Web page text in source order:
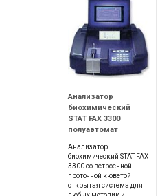
Анализатор
биохимический
STAT FAX 3300
полуавтомат
Анализатор
биохимический STAT FAX
3300 со встроенной
проточной кюветой
открытая система для